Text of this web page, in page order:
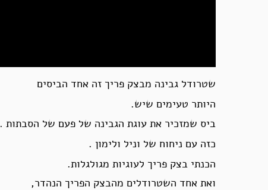
שטרודל גבינה מבצק פריך זה אחד הביסים
היותר טעימים שיש.
ביס שמזכיר את עוגת הגבינה של פעם של הסבתות .
כזה עם ניחוח של וניל ולימון .
הכנתי בצק פריך לעוגיות מגולגלות.
ואת אחד השטרודלים מהבצק הפריך הנהדר,